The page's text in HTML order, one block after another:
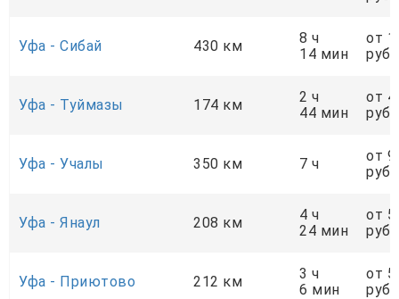
Уфа - Сибай 430 км
8 ч
14 мин
от
руб.
Уфа - Туймазы 174 км
2 ч
44 мин
от
руб.
Уфа - Учалы 350 км 7 ч
от
руб.
Уфа - Янаул 208 км
4 ч
24 мин
от
руб.
Уфа - Приютово 212 км
3 ч
6 мин
от
руб.